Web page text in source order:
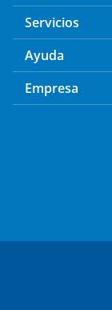
Servicios
Ayuda
Empresa